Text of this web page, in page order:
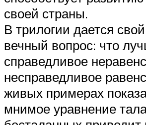
своей страны.
В трилогии дается
вечный вопрос: что
справедливое
несправедливое
живых примерах
мнимое уравнение